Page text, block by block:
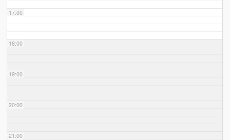
17:00
18:00
19:00
20:00
21:00